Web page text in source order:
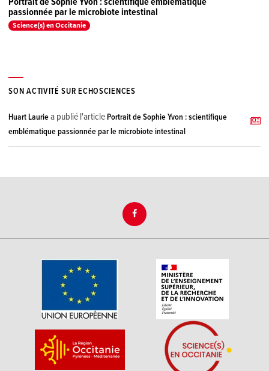
passionnée par le microbiote intestinal
Science(s) en Occitanie
SON ACTIVITÉ SUR ECHOSCIENCES
Huart Lauriea publié l'articlePortrait de Sophie Yvon : scientifique
emblématique passionnée par le microbiote intestinal